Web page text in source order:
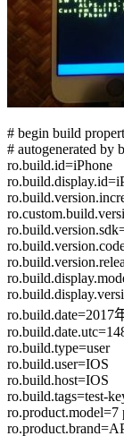
# begin build
# autogenerated by
ro.build.id=iPhone
ro.build.date=2017
ro.build.type=user
ro.build.user=IOS
ro.build.host=IOS
ro.build.tags=test-
ro.product.model=7